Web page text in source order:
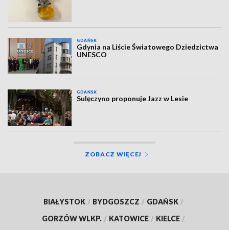
GDAŃSK
Gdynia na Liście Światowego Dziedzictwa
UNESCO
GDAŃSK
Sulęczyno proponuje Jazz w Lesie
ZOBACZ WIĘCEJ
BIAŁYSTOK / BYDGOSZCZ / GDAŃSK /
GORZÓW WLKP. / KATOWICE / KIELCE /